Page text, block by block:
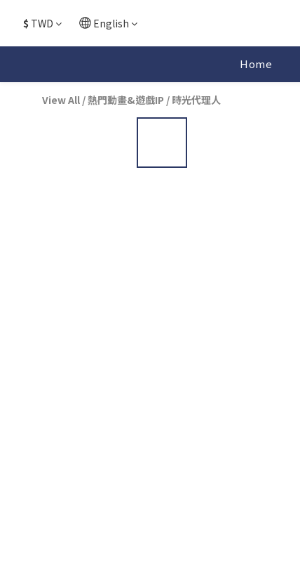
$ TWD English
Home
View All /熱門動畫&遊戲IP / 時光代理人